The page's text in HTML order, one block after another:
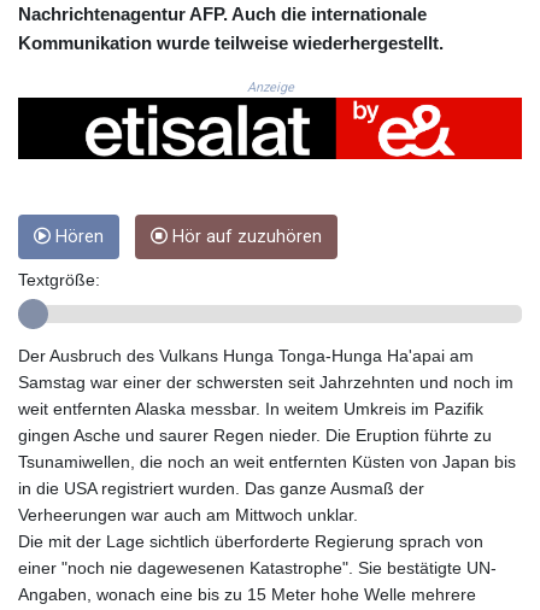
ETB 184.982115
FJD 2.553384
GBP 0.856968
GEL 3.017966
GGP 0.8566
GMD 84.980421
GNF 10145.090599
GYD 241.849406
HNL 31.077375
HRK 7.536622
HTG 151.150865
HUF 363.096405
IDR 20580.370421
ILS 3.468234
IMP 0.8566
INR 109.992259
IQD 1515.115748
IRR
Nachrichtenagentur AFP. Auch die internationale
Kommunikation wurde teilweise wiederhergestellt.
Anzeige
Hören Hör auf zuzuhören
Textgröße:
Der Ausbruch des Vulkans Hunga Tonga-Hunga Ha'apai am
Samstag war einer der schwersten seit Jahrzehnten und noch im
weit entfernten Alaska messbar. In weitem Umkreis im Pazifik
gingen Asche und saurer Regen nieder. Die Eruption führte zu
Tsunamiwellen, die noch an weit entfernten Küsten von Japan bis
in die USA registriert wurden. Das ganze Ausmaß der
Verheerungen war auch am Mittwoch unklar.
Die mit der Lage sichtlich überforderte Regierung sprach von
einer "noch nie dagewesenen Katastrophe". Sie bestätigte UN-
Angaben, wonach eine bis zu 15 Meter hohe Welle mehrere